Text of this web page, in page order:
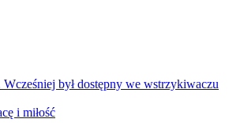
był dostępny we wstrzykiwaczu
i miłość